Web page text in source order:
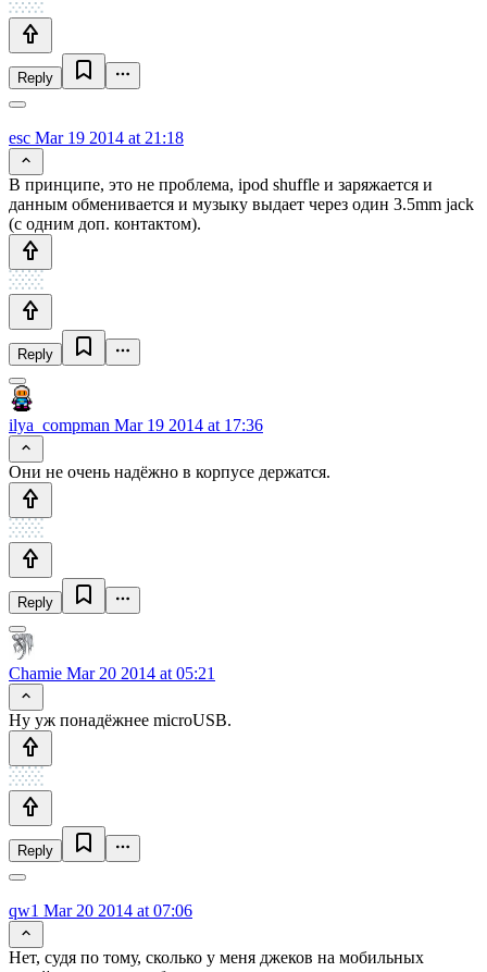
Reply
esc Mar 19 2014 at 21:18
В принципе, это не проблема, ipod shuffle и заряжается и
данным обменивается и музыку выдает через один 3.5mm jack
(с одним доп. контактом).
Reply
ilya_compman Mar 19 2014 at 17:36
Они не очень надёжно в корпусе держатся.
Reply
Chamie Mar 20 2014 at 05:21
Ну уж понадёжнее microUSB.
Reply
qw1 Mar 20 2014 at 07:06
Нет, судя по тому, сколько у меня джеков на мобильных